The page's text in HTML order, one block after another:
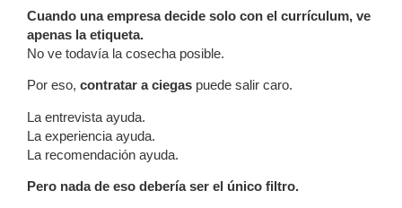
Cuando una empresa decide solo con el currículum, ve
apenas la etiqueta.
No ve todavía la cosecha posible.
Por eso, contratar a ciegas puede salir caro.
La entrevista ayuda.
La experiencia ayuda.
La recomendación ayuda.
Pero nada de eso debería ser el único filtro.